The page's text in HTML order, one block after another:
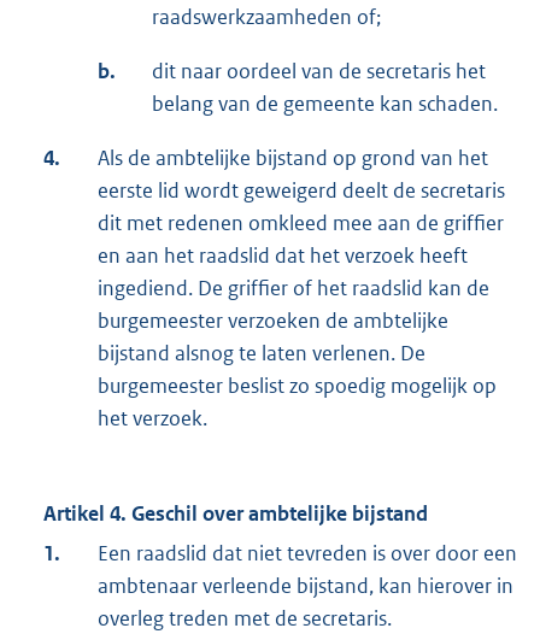
raadswerkzaamheden of;
b.
dit naar oordeel van de secretaris het
belang van de gemeente kan schaden.
4.
Als de ambtelijke bijstand op grond van het
eerste lid wordt geweigerd deelt de secretaris
dit met redenen omkleed mee aan de griffier
en aan het raadslid dat het verzoek heeft
ingediend. De griffier of het raadslid kan de
burgemeester verzoeken de ambtelijke
bijstand alsnog te laten verlenen. De
burgemeester beslist zo spoedig mogelijk op
het verzoek.
Artikel 4. Geschil over ambtelijke bijstand
1.
Een raadslid dat niet tevreden is over door een
ambtenaar verleende bijstand, kan hierover in
overleg treden met de secretaris.